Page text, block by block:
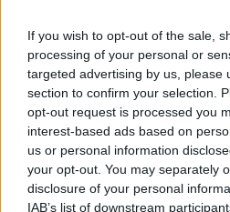
If you wish to opt-out of the sale,
processing of your personal or
targeted advertising by us, please
section to confirm your selection.
opt-out request is processed you
interest-based ads based on
us or personal information
your opt-out. You may separately
disclosure of your personal
IAB’s list of downstream